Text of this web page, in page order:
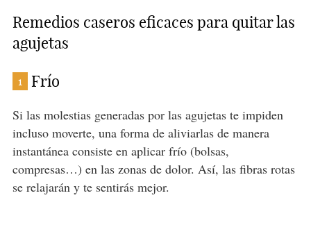
Remedios caseros eficaces para quitar las
agujetas
1 Frío
Si las molestias generadas por las agujetas te impiden
incluso moverte, una forma de aliviarlas de manera
instantánea consiste en aplicar frío (bolsas,
compresas…) en las zonas de dolor. Así, las fibras rotas
se relajarán y te sentirás mejor.